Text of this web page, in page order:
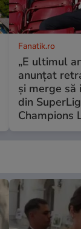
Fanatik.ro
„E ultimul
anunțat
și merge să
din
Champions